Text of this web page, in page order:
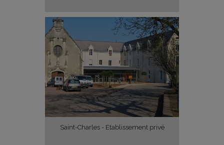
Saint-Charles - Etablissement privé